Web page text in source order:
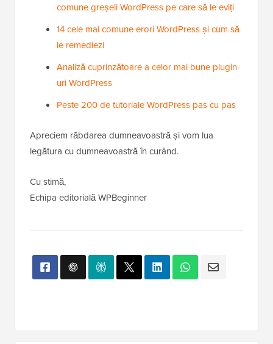
comune greșeli WordPress pe care să le eviți
14 cele mai comune erori WordPress și cum să
le remediezi
Analiză cuprinzătoare a celor mai bune plugin-
uri WordPress
Peste 200 de tutoriale WordPress pas cu pas
Apreciem răbdarea dumneavoastră și vom lua
legătura cu dumneavoastră în curând.
Cu stimă,
Echipa editorială WPBeginner